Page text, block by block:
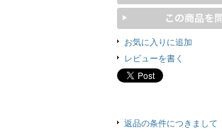
お気に入りに追加
レビューを書く
返品の条件につきまして